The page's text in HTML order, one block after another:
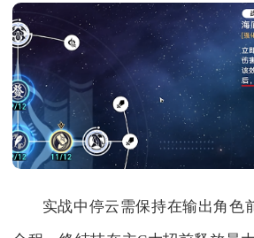
实战中停云需保持在输出角色